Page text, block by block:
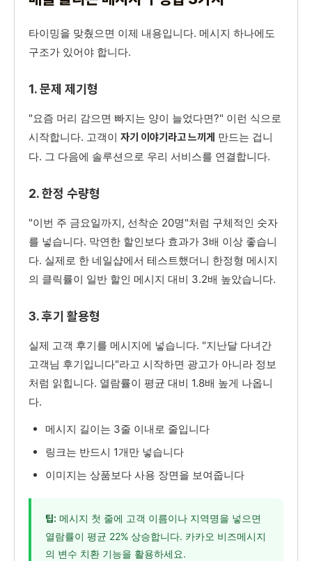
타이밍을 맞췄으면 이제 내용입니다. 메시지 하나에도
구조가 있어야 합니다.
1. 문제 제기형
"요즘 머리 감으면 빠지는 양이 늘었다면?" 이런 식으로
시작합니다. 고객이 자기 이야기라고 느끼게 만드는 겁니
다. 그 다음에 솔루션으로 우리 서비스를 연결합니다.
2. 한정 수량형
"이번 주 금요일까지, 선착순 20명"처럼 구체적인 숫자
를 넣습니다. 막연한 할인보다 효과가 3배 이상 좋습니
다. 실제로 한 네일샵에서 테스트했더니 한정형 메시지
의 클릭률이 일반 할인 메시지 대비 3.2배 높았습니다.
3. 후기 활용형
실제 고객 후기를 메시지에 넣습니다. "지난달 다녀간
고객님 후기입니다"라고 시작하면 광고가 아니라 정보
처럼 읽힙니다. 열람률이 평균 대비 1.8배 높게 나옵니
다.
메시지 길이는 3줄 이내로 줄입니다
링크는 반드시 1개만 넣습니다
이미지는 상품보다 사용 장면을 보여줍니다
팁: 메시지 첫 줄에 고객 이름이나 지역명을 넣으면
열람률이 평균 22% 상승합니다. 카카오 비즈메시지
의 변수 치환 기능을 활용하세요.